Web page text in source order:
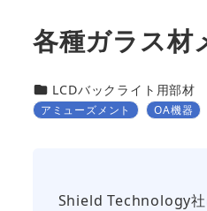
各種ガラス材
カテゴリー
LCDバックライト用部材
アミューズメント OA機器
Shield Technology